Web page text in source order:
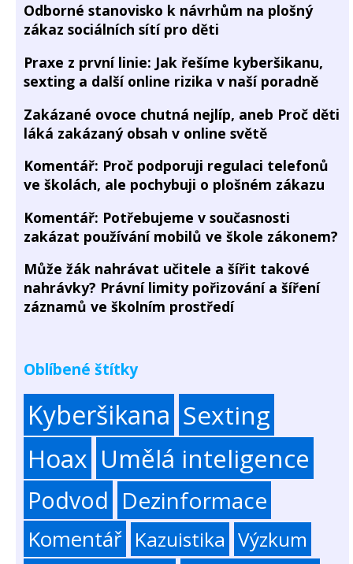
Odborné stanovisko k návrhům na plošný
zákaz sociálních sítí pro děti
Praxe z první linie: Jak řešíme kyberšikanu,
sexting a další online rizika v naší poradně
Zakázané ovoce chutná nejlíp, aneb Proč děti
láká zakázaný obsah v online světě
Komentář: Proč podporuji regulaci telefonů
ve školách, ale pochybuji o plošném zákazu
Komentář: Potřebujeme v současnosti
zakázat používání mobilů ve škole zákonem?
Může žák nahrávat učitele a šířit takové
nahrávky? Právní limity pořizování a šíření
záznamů ve školním prostředí
Oblíbené štítky
Kyberšikana Sexting
Hoax Umělá inteligence
Podvod Dezinformace
Komentář Kazuistika Výzkum